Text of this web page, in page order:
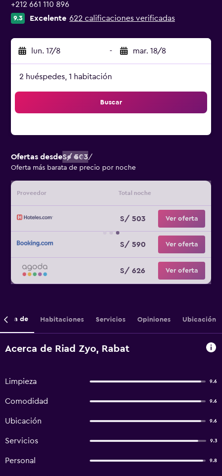
+212 661 110 896
9.3 Excelente 622 calificaciones verificadas
lun. 17/8 - mar. 18/8
2 huéspedes, 1 habitación
Buscar
Ofertas desdeS/ 503/
Oferta más barata de precio por noche
Proveedor Total noche
S/ 503 Ver oferta
S/ 590 Ver oferta
S/ 626 Ver oferta
de Habitaciones Servicios Opiniones Ubicación
Acerca de Riad Zyo, Rabat
Limpieza 9.6
Comodidad 9.6
Ubicación 9.6
Servicios 9.3
Personal 9.8